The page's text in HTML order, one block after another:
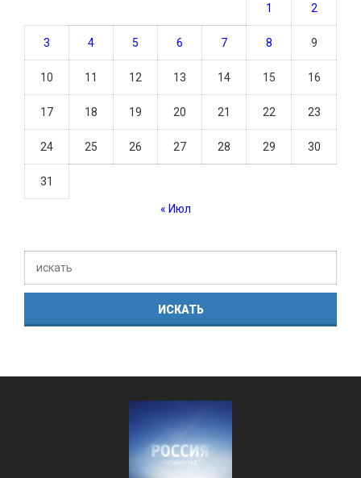
1 2
3 4 5 6 7 8 9
10 11 12 13 14 15 16
17 18 19 20 21 22 23
24 25 26 27 28 29 30
31
« Июл